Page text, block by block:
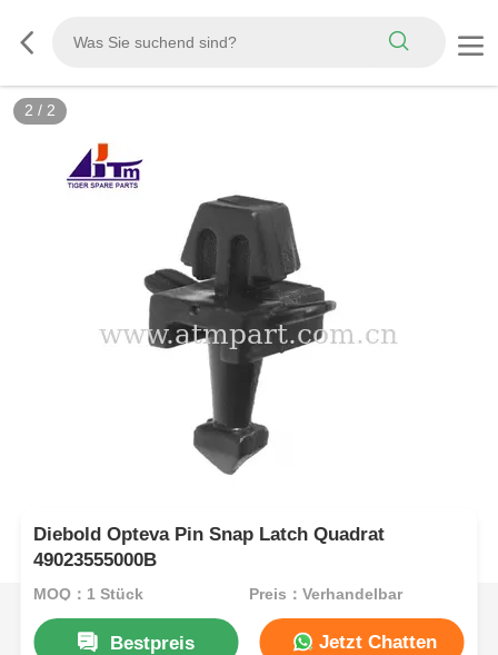
2 / 2
Diebold Opteva Pin Snap Latch Quadrat
49023555000B
MOQ：1 Stück Preis：Verhandelbar
Bestpreis Jetzt Chatten